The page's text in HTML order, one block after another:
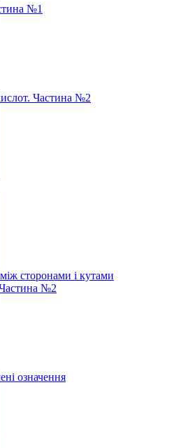
№1
Частина №2
сторонами і кутами
№2
означення